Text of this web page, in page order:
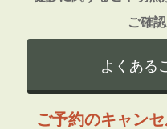
ご確
よくある
ご予約のキャン